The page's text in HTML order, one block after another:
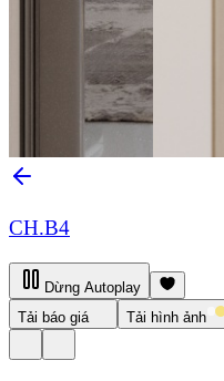
CH.B4
Dừng Autoplay
Tải báo giá
Tải hình ảnh